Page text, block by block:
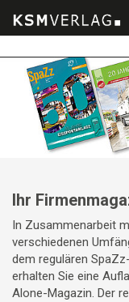
Inhalt
springen
Ihr
In Zusammenarbeit
verschiedenen
dem regulären
erhalten Sie eine
Alone-Magazin. Der